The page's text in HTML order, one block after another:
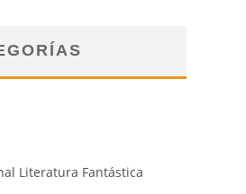
Literatura Fantástica